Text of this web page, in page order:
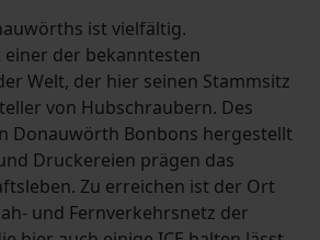
ist vielfältig.
der bekanntesten
Welt, der hier seinen Stammsitz
von Hubschraubern. Des
Donauwörth Bonbons hergestellt
Druckereien prägen das
Zu erreichen ist der Ort
und Fernverkehrsnetz der